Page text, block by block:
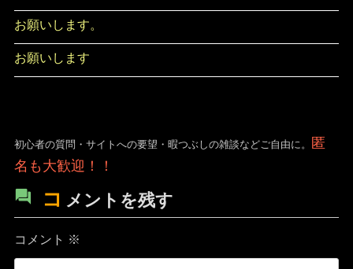
お願いします。
お願いします
初心者の質問・サイトへの要望・暇つぶしの雑談などご自由に。
匿
名も大歓迎！！
コ メントを残す
コメント ※